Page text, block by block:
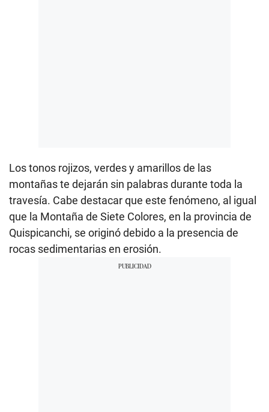
Los tonos rojizos, verdes y amarillos de las
montañas te dejarán sin palabras durante toda la
travesía. Cabe destacar que este fenómeno, al igual
que la Montaña de Siete Colores, en la provincia de
Quispicanchi, se originó debido a la presencia de
rocas sedimentarias en erosión.